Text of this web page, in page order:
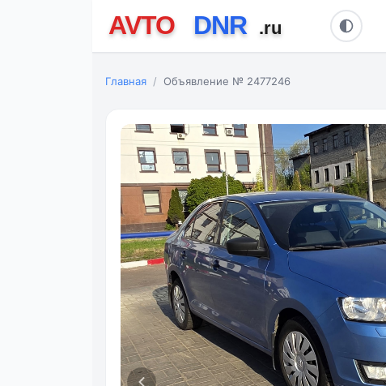
Главная Объявление № 2477246